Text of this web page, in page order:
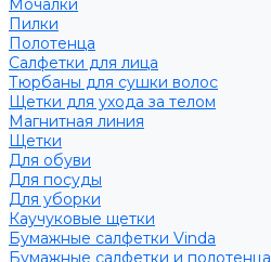
Мочалки
Пилки
Полотенца
Салфетки для лица
Тюрбаны для сушки волос
Щетки для ухода за телом
Магнитная линия
Щетки
Для обуви
Для посуды
Для уборки
Каучуковые щетки
Бумажные салфетки Vinda
Бумажные салфетки и полотенца